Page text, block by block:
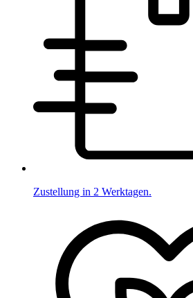
Zustellung in 2 Werktagen.